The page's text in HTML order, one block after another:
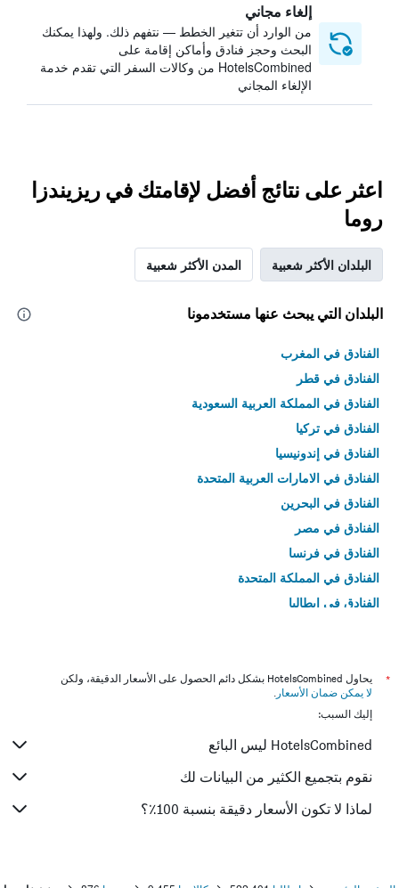
إلغاء مجاني
من الوارد أن تتغير الخطط — نتفهم ذلك. ولهذا يمكنك
البحث وحجز فنادق وأماكن إقامة على
HotelsCombined من وكالات السفر التي تقدم خدمة
الإلغاء المجاني
اعثر على نتائج أفضل لإقامتك في ريزيندزا
روما
البلدان الأكثر شعبية المدن الأكثر شعبية
البلدان التي يبحث عنها مستخدمونا
الفنادق في المغرب
الفنادق في قطر
الفنادق في المملكة العربية السعودية
الفنادق في تركيا
الفنادق في إندونيسيا
الفنادق في الامارات العربية المتحدة
الفنادق في البحرين
الفنادق في مصر
الفنادق في فرنسا
الفنادق في المملكة المتحدة
الفنادق في إيطاليا
*
يحاول HotelsCombined بشكل دائم الحصول على الأسعار الدقيقة، ولكن
لا يمكن ضمان الأسعار .
إليك السبب:
HotelsCombined ليس البائع
نقوم بتجميع الكثير من البيانات لك
لماذا لا تكون الأسعار دقيقة بنسبة 100٪؟